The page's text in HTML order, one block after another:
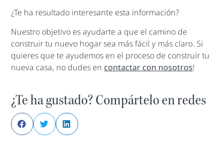
¿Te ha resultado interesante esta información?
Nuestro objetivo es ayudarte a que el camino de
construir tu nuevo hogar sea más fácil y más claro. Si
quieres que te ayudemos en el proceso de construir tu
nueva casa, no dudes en contactar con nosotros!
¿Te ha gustado? Compártelo en redes